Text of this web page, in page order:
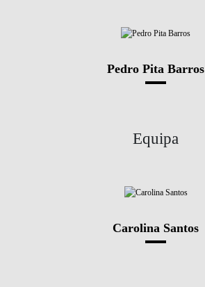
Pedro Pita Barros
Equipa
Carolina Santos